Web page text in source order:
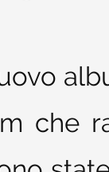
che